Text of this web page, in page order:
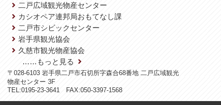
二戸広域観光物産センター
カシオペア連邦局おもてなし課
二戸市シビックセンター
岩手県観光協会
久慈市観光物産協会
……もっと見る
〒028-6103 岩手県二戸市石切所字森合68番地 二戸広域観光
物産センター 3F
TEL:0195-23-3641 FAX:050-3397-1568